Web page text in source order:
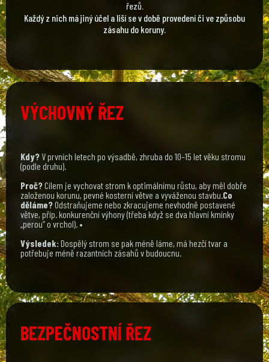
řezů.
Každý z nich má jiný účel a liší se v době provedení či ve způsobu
zásahu do koruny.
VÝCHOVNÝ ŘEZ
Kdy? V prvních letech po výsadbě, zhruba do 10–15 let věku stromu
(podle druhu).
Proč?Cílem je vychovat strom k optimálnímu růstu, aby měl dobře
založenou korunu, pevné kosterní větve a vyváženou stavbu. Co
děláme?Odstraňujeme nebo zkracujeme nevhodně postavené
větve, příp. konkurenční výhony (třeba když se dva hlavní kmínky
„perou“ o vrchol). •
Výsledek:Dospělý strom se pak méně láme, má hezčí tvar a
potřebuje méně razantních zásahů v budoucnu.
BEZPEČNOSTNÍ ŘEZ